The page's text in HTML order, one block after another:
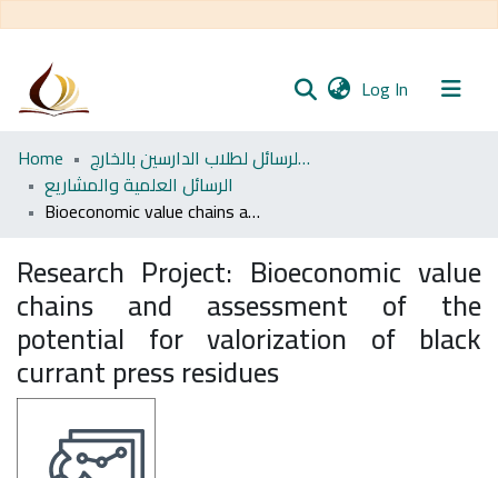
Log In (current)
Communities
& Collections
All of DSpace
Statistics
Home
مجموعة الرسائل لطلاب الدارسين بالخارج
الرسائل العلمية والمشاريع
Bioeconomic value chains and assessment of the potential for valorization of black currant press residues
Research Project: Bioeconomic value
chains and assessment of the
potential for valorization of black
currant press residues